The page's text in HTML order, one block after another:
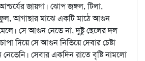
জায়গা। ঝোপ জঙ্গল, টিলা,
আগাছার মাঝে একটি মাঠে আগুন
সে আগুন নেভে না, দুষ্টু ছেলের দল
দিয়ে সে আগুন নিভিয়ে দেবার চেষ্টা
সেবার একদিন রাতে বৃষ্টি নামলো